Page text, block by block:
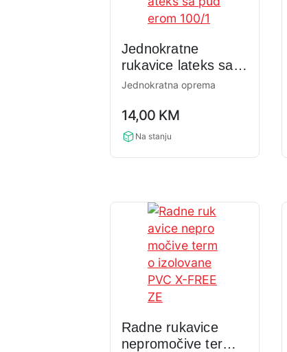
Jednokratne
rukavice lateks sa
puderom 100/1
Jednokratna oprema
rating
14,00 KM
Na stanju
Radne rukavice
nepromočive termo